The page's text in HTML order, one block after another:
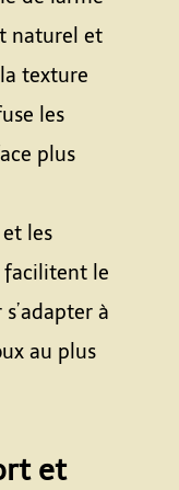
naturel et
texture
les
plus
les
le
à
au plus
et